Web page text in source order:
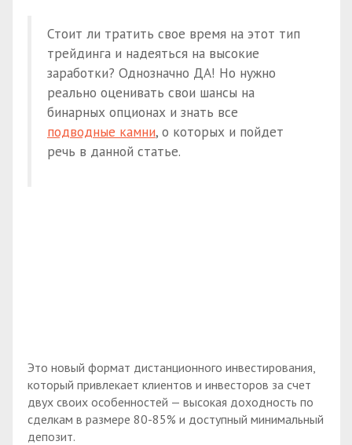
Стоит ли тратить свое время на этот тип
трейдинга и надеяться на высокие
заработки? Однозначно ДА! Но нужно
реально оценивать свои шансы на
бинарных опционах и знать все
подводные камни, о которых и пойдет
речь в данной статье.
Это новый формат дистанционного инвестирования,
который привлекает клиентов и инвесторов за счет
двух своих особенностей — высокая доходность по
сделкам в размере 80-85% и доступный минимальный
депозит.